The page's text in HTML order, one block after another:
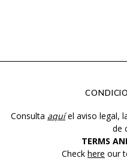
Consulta aquíel aviso legal,
de
TERMS
Check here our